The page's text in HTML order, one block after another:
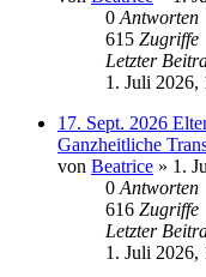
0 Antworten
615 Zugriffe
Letzter
1. Juli 2026,
17. Sept. 2026
Ganzheitliche
von Beatrice » 1.
0 Antworten
616 Zugriffe
Letzter
1. Juli 2026,